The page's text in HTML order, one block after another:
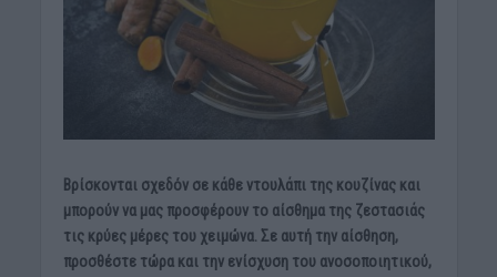
Βρίσκονται σχεδόν σε κάθε ντουλάπι της κουζίνας και
μπορούν να μας προσφέρουν το αίσθημα της ζεστασιάς
τις κρύες μέρες του χειμώνα. Σε αυτή την αίσθηση,
προσθέστε τώρα και την ενίσχυση του ανοσοποιητικού,